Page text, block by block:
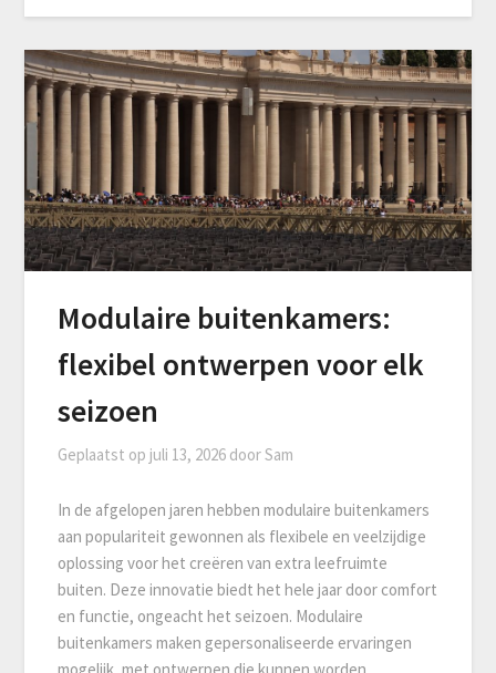
Modulaire buitenkamers:
flexibel ontwerpen voor elk
seizoen
Geplaatst op juli 13, 2026 doorSam
In de afgelopen jaren hebben modulaire buitenkamers
aan populariteit gewonnen als flexibele en veelzijdige
oplossing voor het creëren van extra leefruimte
buiten. Deze innovatie biedt het hele jaar door comfort
en functie, ongeacht het seizoen. Modulaire
buitenkamers maken gepersonaliseerde ervaringen